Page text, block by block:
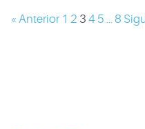
« Anterior 1 2 3 4 5 ... 8